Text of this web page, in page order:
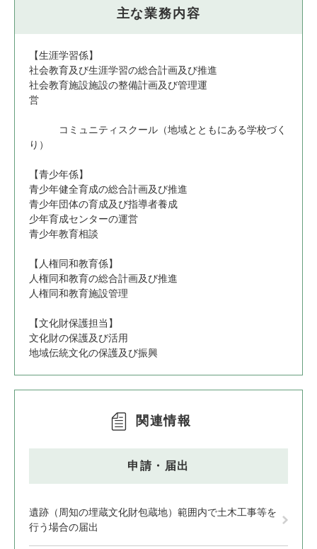
主な業務内容
【生涯学習係】
社会教育及び生涯学習の総合計画及び推進
社会教育施設施設の整備計画及び管理運
営
コミュニティスクール（地域とともにある学校づく
り）
【青少年係】
青少年健全育成の総合計画及び推進
青少年団体の育成及び指導者養成
少年育成センターの運営
青少年教育相談
【人権同和教育係】
人権同和教育の総合計画及び推進
人権同和教育施設管理
【文化財保護担当】
文化財の保護及び活用
地域伝統文化の保護及び振興
関連情報
申請・届出
遺跡（周知の埋蔵文化財包蔵地）範囲内で土木工事等を
行う場合の届出